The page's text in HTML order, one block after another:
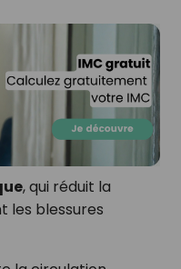
, qui réduit la
les blessures